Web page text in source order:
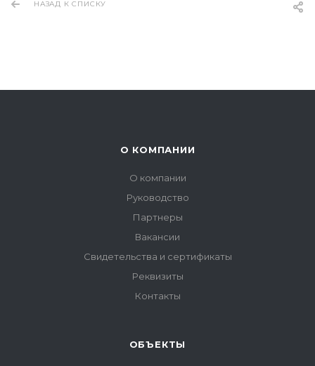
НАЗАД К СПИСКУ
О КОМПАНИИ
О компании
Руководство
Партнеры
Вакансии
Свидетельства и сертификаты
Реквизиты
Контакты
ОБЪЕКТЫ